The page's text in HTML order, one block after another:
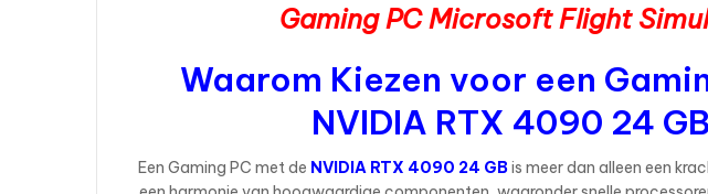
Gaming PC Microsoft Flight
Waarom Kiezen voor een
NVIDIA RTX 4090 24
Een Gaming PC met de NVIDIA RTX 4090 24 GBis meer dan alleen een